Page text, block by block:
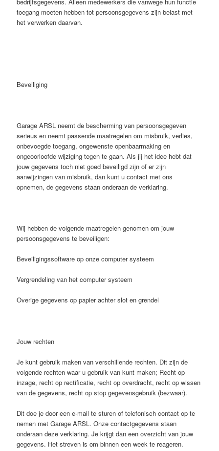
toegang moeten hebben tot persoonsgegevens zijn belast met
het verwerken daarvan.
Beveiliging
Garage ARSL neemt de bescherming van persoonsgegeven
serieus en neemt passende maatregelen om misbruik, verlies,
onbevoegde toegang, ongewenste openbaarmaking en
ongeoorloofde wijziging tegen te gaan. Als jij het idee hebt dat
jouw gegevens toch niet goed beveiligd zijn of er zijn
aanwijzingen van misbruik, dan kunt u contact met ons
opnemen, de gegevens staan onderaan de verklaring.
Wij hebben de volgende maatregelen genomen om jouw
persoonsgegevens te beveiligen:
Beveiligingssoftware op onze computer systeem
Vergrendeling van het computer systeem
Overige gegevens op papier achter slot en grendel
Jouw rechten
Je kunt gebruik maken van verschillende rechten. Dit zijn de
volgende rechten waar u gebruik van kunt maken; Recht op
inzage, recht op rectificatie, recht op overdracht, recht op wissen
van de gegevens, recht op stop gegevensgebruik (bezwaar).
Dit doe je door een e-mail te sturen of telefonisch contact op te
nemen met Garage ARSL. Onze contactgegevens staan
onderaan deze verklaring. Je krijgt dan een overzicht van jouw
gegevens. Het streven is om binnen een week te reageren.